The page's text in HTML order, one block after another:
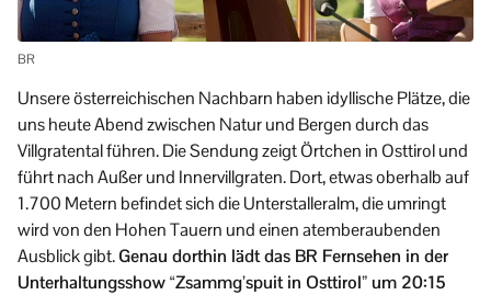
BR
Unsere österreichischen Nachbarn haben idyllische Plätze, die
uns heute Abend zwischen Natur und Bergen durch das
Villgratental führen. Die Sendung zeigt Örtchen in Osttirol und
führt nach Außer und Innervillgraten. Dort, etwas oberhalb auf
1.700 Metern befindet sich die Unterstalleralm, die umringt
wird von den Hohen Tauern und einen atemberaubenden
Ausblick gibt.Genau dorthin lädt das BR Fernsehen in der
Unterhaltungsshow “Zsammg’spuit in Osttirol” um 20:15